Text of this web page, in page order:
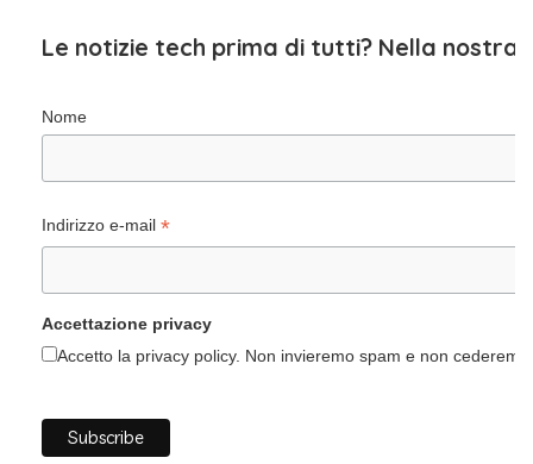
Le notizie tech prima di tutti? Nella nostra
Nome
Indirizzo e-mail *
Accettazione privacy
Accetto la privacy policy. Non invieremo spam e non